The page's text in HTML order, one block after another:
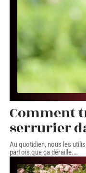
Comment
serrurier
Au quotidien, nous les
parfois que ça déraille.…